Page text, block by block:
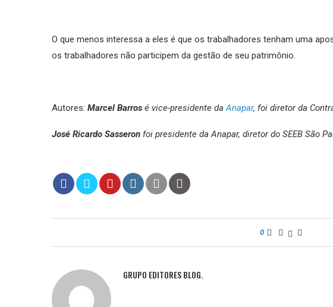
O que menos interessa a eles é que os trabalhadores tenham uma
os trabalhadores não participem da gestão de seu patrimônio.
Autores: Marcel Barros é vice-presidente daAnapar, foi diretor da
José Ricardo Sasseron foi presidente da Anapar, diretor do SEEB São
0
GRUPO EDITORES BLOG.